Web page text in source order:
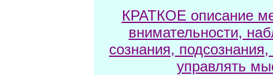
КРАТКОЕ описание
внимательности,
сознания,
управлять